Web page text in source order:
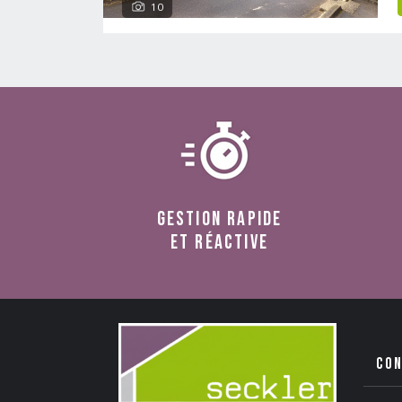
10
Gestion rapide
et réactive